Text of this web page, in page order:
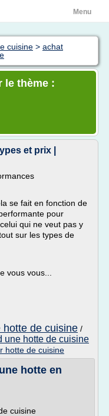
Menu
cuisine > achat
le thème :
et prix |
se fait en fonction de
pour
qui ne veut pas y
sur les types de
vous vous...
hotte de cuisine /
une hotte de cuisine
hotte de cuisine
hotte en
cuisine